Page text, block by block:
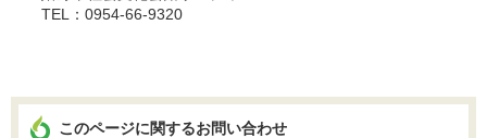
TEL：0954-66-9320
このページに関するお問い合わせ